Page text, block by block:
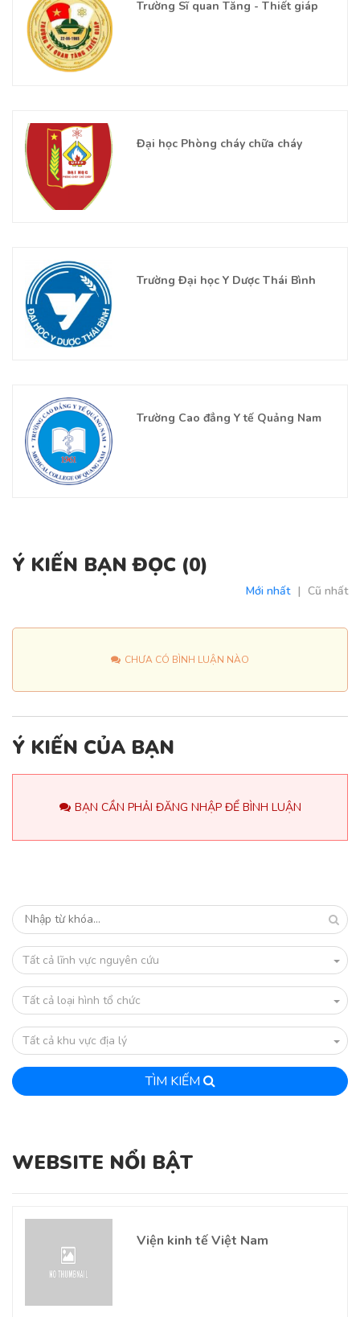
Trường Sĩ quan Tăng - Thiết giáp
Đại học Phòng cháy chữa cháy
Trường Đại học Y Dược Thái Bình
Trường Cao đẳng Y tế Quảng Nam
Ý KIẾN BẠN ĐỌC (0)
Mới nhất | Cũ nhất
CHƯA CÓ BÌNH LUẬN NÀO
Ý KIẾN CỦA BẠN
BẠN CẦN PHẢI ĐĂNG NHẬP ĐỂ BÌNH LUẬN
Tất cả lĩnh vực nguyên cứu
Tất cả loại hình tổ chức
Tất cả khu vực địa lý
TÌM KIẾM
WEBSITE NỔI BẬT
Viện kinh tế Việt Nam